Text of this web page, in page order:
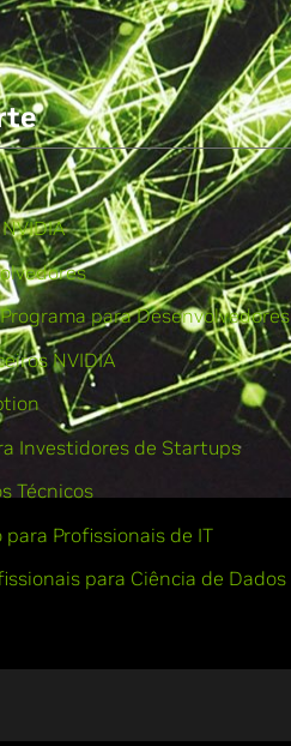
para Desenvolvedores
NVIDIA
Investidores de Startups
Técnicos
Profissionais de IT
para Ciência de Dados